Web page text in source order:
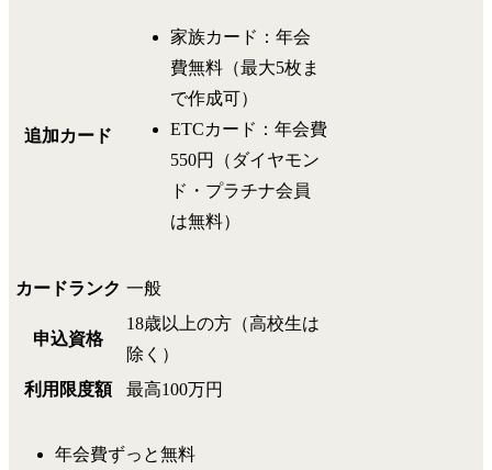
追加カード
家族カード：年会
費無料（最大5枚ま
で作成可）
ETCカード：年会費
550円（ダイヤモン
ド・プラチナ会員
は無料）
カードランク 一般
申込資格
18歳以上の方（高校生は
除く）
利用限度額
最高100万円
年会費ずっと無料